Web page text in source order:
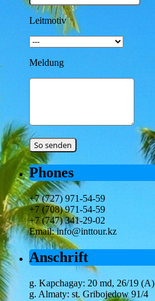
Leitmotiv
Meldung
Phones
+7 (727) 971-54-59
+7 (708) 971-54-59
+7 (747) 341-29-02
Email: info@inttour.kz
Anschrift
g. Kapchagay: 20 md, 26/19 (A)
g. Almaty: st. Gribojedow 91/4